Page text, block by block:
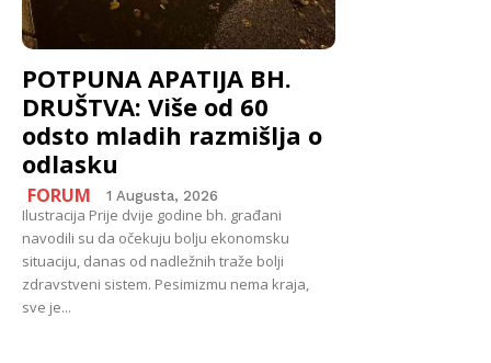
POTPUNA APATIJA BH.
DRUŠTVA: Više od 60
odsto mladih razmišlja o
odlasku
FORUM 1 Augusta, 2026
Ilustracija Prije dvije godine bh. građani
navodili su da očekuju bolju ekonomsku
situaciju, danas od nadležnih traže bolji
zdravstveni sistem. Pesimizmu nema kraja,
sve je...